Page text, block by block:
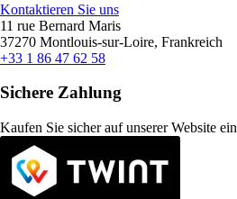
Kontaktieren Sie uns
11 rue Bernard Maris
37270 Montlouis-sur-Loire, Frankreich
+33 1 86 47 62 58
Sichere Zahlung
Kaufen Sie sicher auf unserer Website ein